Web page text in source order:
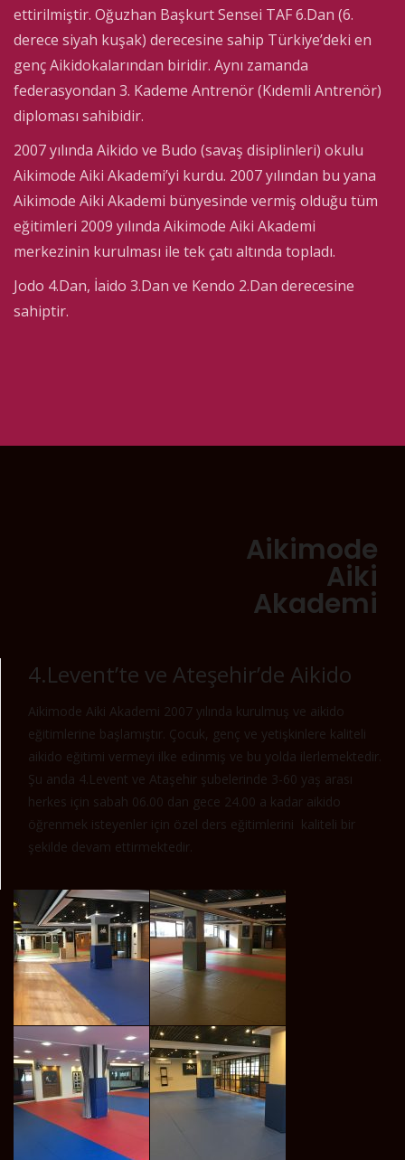
ettirilmiştir. Oğuzhan Başkurt Sensei TAF 6.Dan (6.
derece siyah kuşak) derecesine sahip Türkiye’deki en
genç Aikidokalarından biridir. Aynı zamanda
federasyondan 3. Kademe Antrenör (Kıdemli Antrenör)
diploması sahibidir.
2007 yılında Aikido ve Budo (savaş disiplinleri) okulu
Aikimode Aiki Akademi’yi kurdu. 2007 yılından bu yana
Aikimode Aiki Akademi bünyesinde vermiş olduğu tüm
eğitimleri 2009 yılında Aikimode Aiki Akademi
merkezinin kurulması ile tek çatı altında topladı.
Jodo 4.Dan, İaido 3.Dan ve Kendo 2.Dan derecesine
sahiptir.
Aikimode
Aiki
Akademi
4.Levent’te ve Ateşehir’de Aikido
Aikimode Aiki Akademi 2007 yılında kurulmuş ve aikido
eğitimlerine başlamıştır. Çocuk, genç ve yetişkinlere kaliteli
aikido eğitimi vermeyi ilke edinmiş ve bu yolda ilerlemektedir.
Şu anda 4.Levent ve Ataşehir şubelerinde 3-60 yaş arası
herkes için sabah 06.00 dan gece 24.00 a kadar aikido
öğrenmek isteyenler için özel ders eğitimlerini kaliteli bir
şekilde devam ettirmektedir.